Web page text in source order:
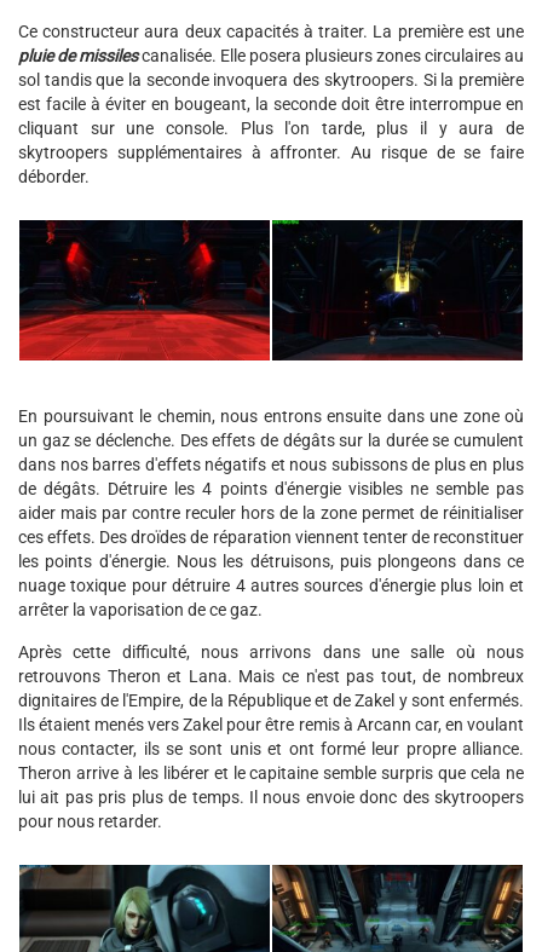
Ce constructeur aura deux capacités à traiter. La première est une
pluie de missilescanalisée. Elle posera plusieurs zones circulaires au
sol tandis que la seconde invoquera des skytroopers. Si la première
est facile à éviter en bougeant, la seconde doit être interrompue en
cliquant sur une console. Plus l'on tarde, plus il y aura de
skytroopers supplémentaires à affronter. Au risque de se faire
déborder.
En poursuivant le chemin, nous entrons ensuite dans une zone où
un gaz se déclenche. Des effets de dégâts sur la durée se cumulent
dans nos barres d'effets négatifs et nous subissons de plus en plus
de dégâts. Détruire les 4 points d'énergie visibles ne semble pas
aider mais par contre reculer hors de la zone permet de réinitialiser
ces effets. Des droïdes de réparation viennent tenter de reconstituer
les points d'énergie. Nous les détruisons, puis plongeons dans ce
nuage toxique pour détruire 4 autres sources d'énergie plus loin et
arrêter la vaporisation de ce gaz.
Après cette difficulté, nous arrivons dans une salle où nous
retrouvons Theron et Lana. Mais ce n'est pas tout, de nombreux
dignitaires de l'Empire, de la République et de Zakel y sont enfermés.
Ils étaient menés vers Zakel pour être remis à Arcann car, en voulant
nous contacter, ils se sont unis et ont formé leur propre alliance.
Theron arrive à les libérer et le capitaine semble surpris que cela ne
lui ait pas pris plus de temps. Il nous envoie donc des skytroopers
pour nous retarder.